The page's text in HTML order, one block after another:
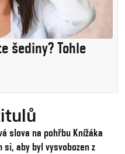
šediny? Tohle
slova na pohřbu Knížáka
aby byl vysvobozen z